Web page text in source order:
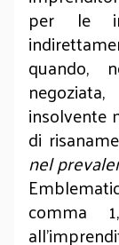
per le
quando,
insolvente
di
nel
comma